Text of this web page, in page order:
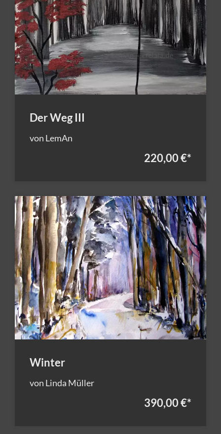
Der Weg III
von LemAn
220,00 €*
Winter
von Linda Müller
390,00 €*